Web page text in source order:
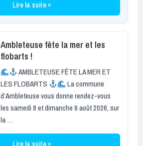
Lire la suite »
Ambleteuse fête la mer et les
flobarts !
AMBLETEUSE FÊTE LA MER ET
LES FLOBARTS
La commune
d’Ambleteuse vous donne rendez-vous
les samedi 8 et dimanche 9 août 2026, sur
la …
Lire la suite »